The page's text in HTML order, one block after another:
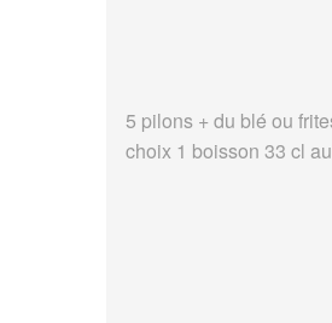
5 pilons + du blé ou
choix 1 boisson 33 cl